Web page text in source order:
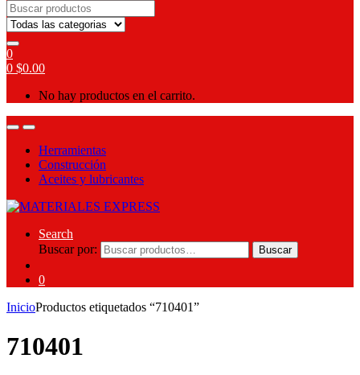
0
0 $0.00
No hay productos en el carrito.
Herramientas
Construcción
Aceites y lubricantes
Search
Buscar por:
Buscar
0
InicioProductos etiquetados “710401”
710401